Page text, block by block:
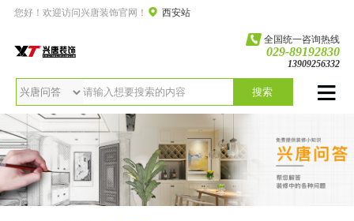
您好！欢迎访问兴唐装饰官网！ 西安站
全国统一咨询热线
029-89192830
13909256332
搜索